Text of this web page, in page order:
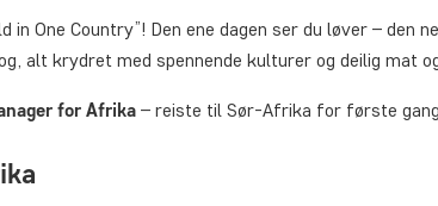
in One Country”! Den ene dagen ser du løver – den
alt krydret med spennende kulturer og deilig mat
for Afrika – reiste til Sør-Afrika for første